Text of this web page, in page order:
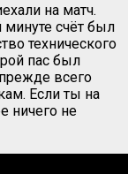
на матч.
минуте счёт был
технического
пас был
всего
Если ты на
ничего не